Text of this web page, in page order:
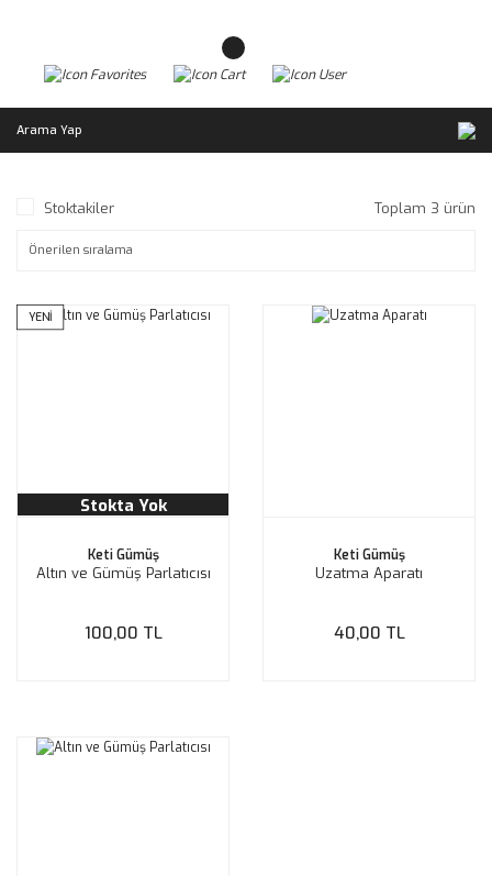
Arama Yap
Stoktakiler Toplam 3 ürün
YENİ
Stokta Yok
Keti Gümüş
Altın ve Gümüş Parlatıcısı
100,00 TL
Keti Gümüş
Uzatma Aparatı
40,00 TL